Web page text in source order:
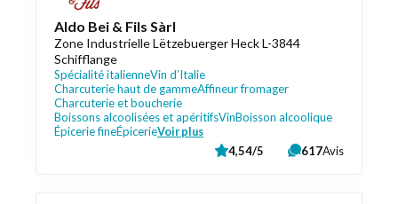
Aldo Bei & Fils Sàrl
Zone Industrielle Lëtzebuerger Heck L-3844
Schifflange
Spécialité italienneVin d’Italie
Charcuterie haut de gammeAffineur fromager
Charcuterie et boucherie
Boissons alcoolisées et apéritifsVinBoisson alcoolique
Épicerie fineÉpicerieVoir plus
4,54/5 617Avis